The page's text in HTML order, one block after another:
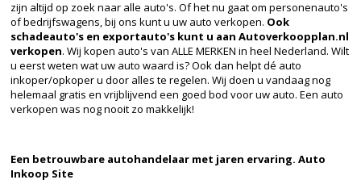
zijn altijd op zoek naar alle auto's. Of het nu gaat om personenauto's
of bedrijfswagens, bij ons kunt u uw auto verkopen. Ook
schadeauto's en exportauto's kunt u aan Autoverkoopplan.nl
verkopen. Wij kopen auto's van ALLE MERKEN in heel Nederland. Wilt
u eerst weten wat uw auto waard is? Ook dan helpt dé auto
inkoper/opkoper u door alles te regelen. Wij doen u vandaag nog
helemaal gratis en vrijblijvend een goed bod voor uw auto. Een auto
verkopen was nog nooit zo makkelijk!
Een betrouwbare autohandelaar met jaren ervaring. Auto
Inkoop Site